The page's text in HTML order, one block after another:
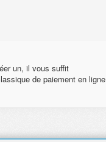
un, il vous suffit
de paiement en ligne